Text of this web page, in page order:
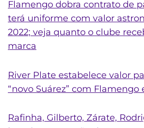
Flamengo dobra contrato de
terá uniforme com valor
2022; veja quanto o clube
marca
River Plate estabelece valor
“novo Suárez” com Flamengo
Rafinha, Gilberto, Zárate,